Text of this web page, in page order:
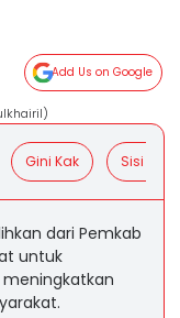
Add Us on Google
Gini Kak Sisi
dari Pemkab
untuk